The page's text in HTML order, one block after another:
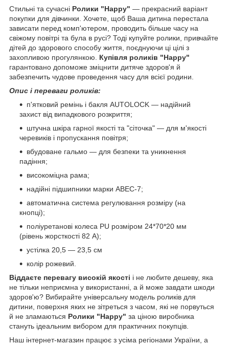
Стильні та сучасні Ролики "Happy" — прекрасний варіант
покупки для дівчинки. Хочете, щоб Ваша дитина перестала
зависати перед комп'ютером, проводить більше часу на
свіжому повітрі та була в русі? Тоді купуйте ролики, привчайте
дітей до здорового способу життя, поєднуючи ці цілі з
захопливою прогулянкою. Купівля роликів "Happy"
гарантовано допоможе зміцнити дитяче здоров'я й
забезпечить чудове проведення часу для всієї родини.
Опис і переваги роликів:
п'ятковий ремінь і бакля AUTOLOCK — надійний
захист від випадкового розкриття;
штучна шкіра гарної якості та "сіточка" — для м'якості
черевиків і пропускання повітря;
вбудоване гальмо — для безпеки та уникнення
падіння;
високоміцна рама;
надійні підшипники марки ABEC-7;
автоматична система регулювання розміру (на
кнопці);
поліуретанові колеса PU розміром 24*70*20 мм
(рівень жорсткості 82 А);
устілка 20,5 — 23,5 см
колір рожевий.
Віддаєте перевагу високій якості і не любите дешеву, яка
не тільки неприємна у використанні, а й може завдати шкоди
здоров'ю? Вибирайте універсальну модель роликів для
дитини, поверхня яких не зітреться з часом, які не порвуться
й не зламаються Ролики "Happy" за ціною виробника
стануть ідеальним вибором для практичних покупців.
Наш інтернет-магазин працює з усіма регіонами України, а